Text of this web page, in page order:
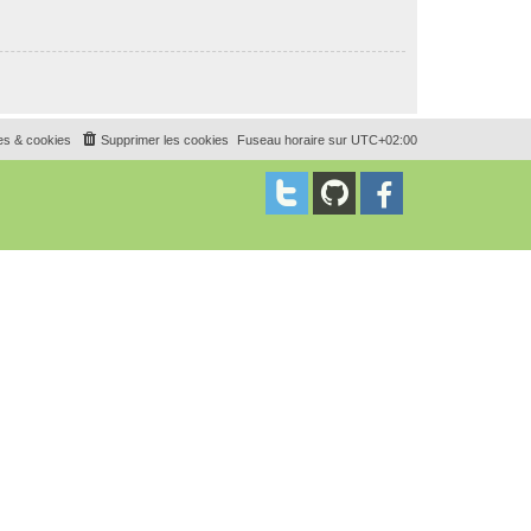
Fuseau horaire sur UTC+02:00
Supprimer les cookies
& cookies